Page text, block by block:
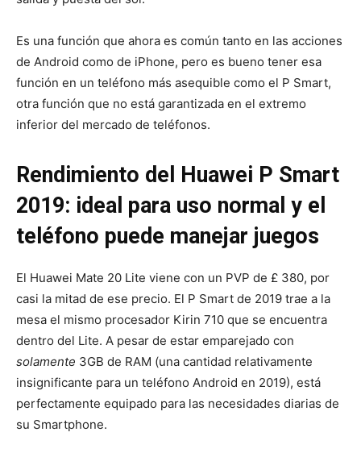
Es una función que ahora es común tanto en las acciones
de Android como de iPhone, pero es bueno tener esa
función en un teléfono más asequible como el P Smart,
otra función que no está garantizada en el extremo
inferior del mercado de teléfonos.
Rendimiento del Huawei P Smart
2019: ideal para uso normal y el
teléfono puede manejar juegos
El Huawei Mate 20 Lite viene con un PVP de £ 380, por
casi la mitad de ese precio. El P Smart de 2019 trae a la
mesa el mismo procesador Kirin 710 que se encuentra
dentro del Lite. A pesar de estar emparejado con
solamente 3GB de RAM (una cantidad relativamente
insignificante para un teléfono Android en 2019), está
perfectamente equipado para las necesidades diarias de
su Smartphone.